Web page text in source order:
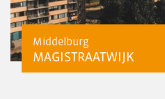
Middelburg
MAGISTRAATWIJK